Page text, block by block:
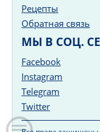
Рецепты
Обратная связь
МЫ В СОЦ.
Facebook
Instagram
Telegram
Twitter